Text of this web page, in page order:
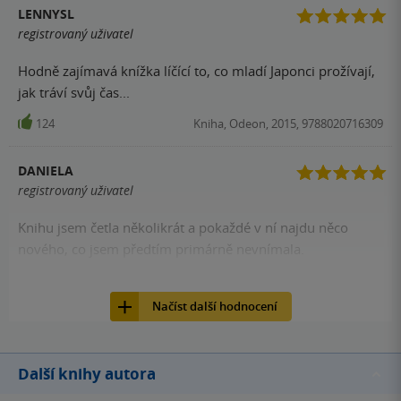
LENNYSL
registrovaný uživatel
Hodně zajímavá knížka líčící to, co mladí Japonci prožívají,
jak tráví svůj čas...
124 Kniha, Odeon, 2015, 9788020716309
DANIELA
registrovaný uživatel
Knihu jsem četla několikrát a pokaždé v ní najdu něco
Načíst další hodnocení
Další knihy autora